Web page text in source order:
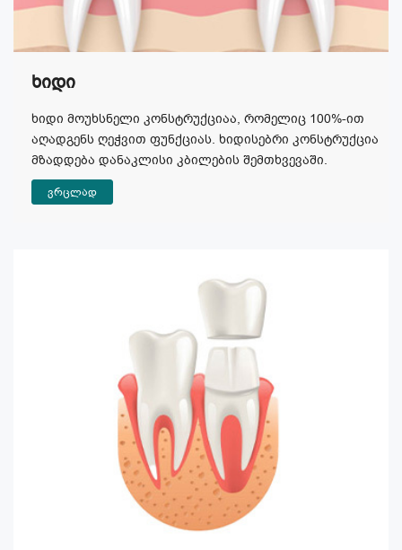
Ხიდი
ხიდი მოუხსნელი კონსტრუქციაა, რომელიც 100%-ით
აღადგენს ღეჭვით ფუნქციას. ხიდისებრი კონსტრუქცია
მზადდება დანაკლისი კბილების შემთხვევაში.
ვრცლად